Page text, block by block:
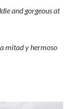
and gorgeous at
mitad y hermoso